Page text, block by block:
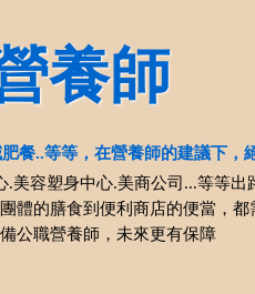
養師
餐..等等，在營養師的建議下，
.美容塑身中心.美商公司...等等出
體的膳食到便利商店的便當，
公職營養師，未來更有保障